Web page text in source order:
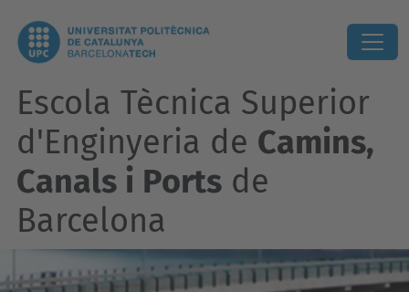
Escola Tècnica Superior
d'Enginyeria de Camins,
Canals i Ports de
Barcelona